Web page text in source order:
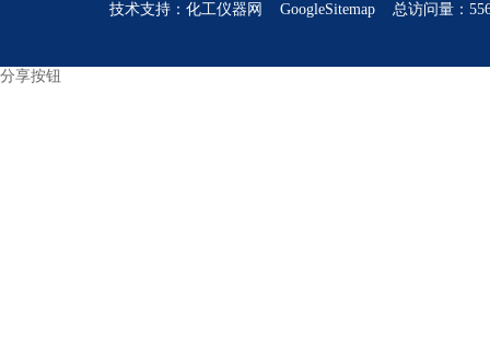
技术支持： 化工仪器网 GoogleSitemap 总访问量：
分享按钮